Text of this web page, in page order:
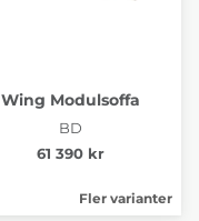
Wing Modulsoffa
BD
61 390 kr
Fler varianter